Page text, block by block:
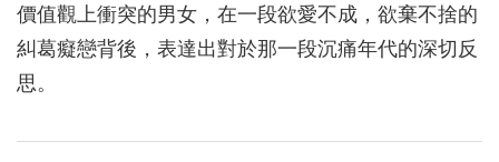
價值觀上衝突的男女，在一段欲愛不成，欲棄不捨的
糾葛癡戀背後，表達出對於那一段沉痛年代的深切反
思。